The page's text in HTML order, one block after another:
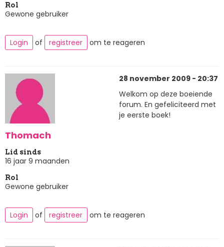
Rol
Gewone gebruiker
Login of registreer om te reageren
Thomach
Lid sinds
16 jaar 9 maanden
Rol
Gewone gebruiker
28 november 2009 - 20:37
Welkom op deze boeiende
forum. En gefeliciteerd met
je eerste boek!
Login of registreer om te reageren